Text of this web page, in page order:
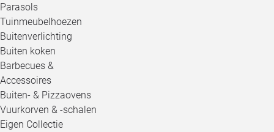
Parasols
Tuinmeubelhoezen
Buitenverlichting
Buiten koken
Barbecues &
Accessoires
Buiten- & Pizzaovens
Vuurkorven & -schalen
Eigen Collectie